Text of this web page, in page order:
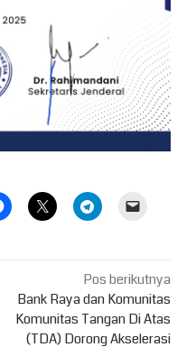
Pos berikutnya
Bank Raya dan Komunitas
Komunitas Tangan Di Atas
(TDA) Dorong Akselerasi